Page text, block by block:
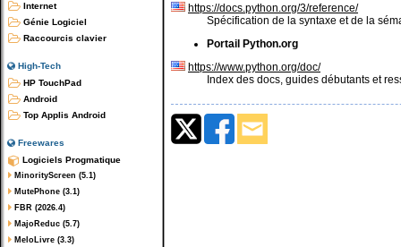
Internet
Génie Logiciel
Raccourcis clavier
High-Tech
HP TouchPad
Android
Top Applis Android
Freewares
Logiciels Progmatique
MinorityScreen (5.1)
MutePhone (3.1)
FBR (2026.4)
MajoReduc (5.7)
MeloLivre (3.3)
https://docs.python.org/3/reference/
Spécification de la syntaxe et de la
Portail Python.org
https://www.python.org/doc/
Index des docs, guides débutants et